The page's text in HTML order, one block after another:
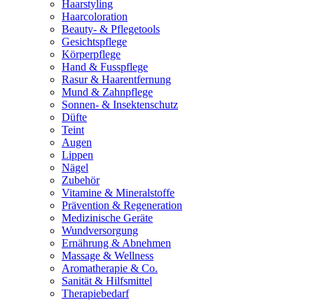
Haarstyling
Haarcoloration
Beauty- & Pflegetools
Gesichtspflege
Körperpflege
Hand & Fusspflege
Rasur & Haarentfernung
Mund & Zahnpflege
Sonnen- & Insektenschutz
Düfte
Teint
Augen
Lippen
Nägel
Zubehör
Vitamine & Mineralstoffe
Prävention & Regeneration
Medizinische Geräte
Wundversorgung
Ernährung & Abnehmen
Massage & Wellness
Aromatherapie & Co.
Sanität & Hilfsmittel
Therapiebedarf